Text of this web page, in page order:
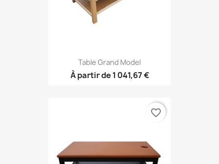
Table Grand Model
À partir de1 041,67 €
favorite_border